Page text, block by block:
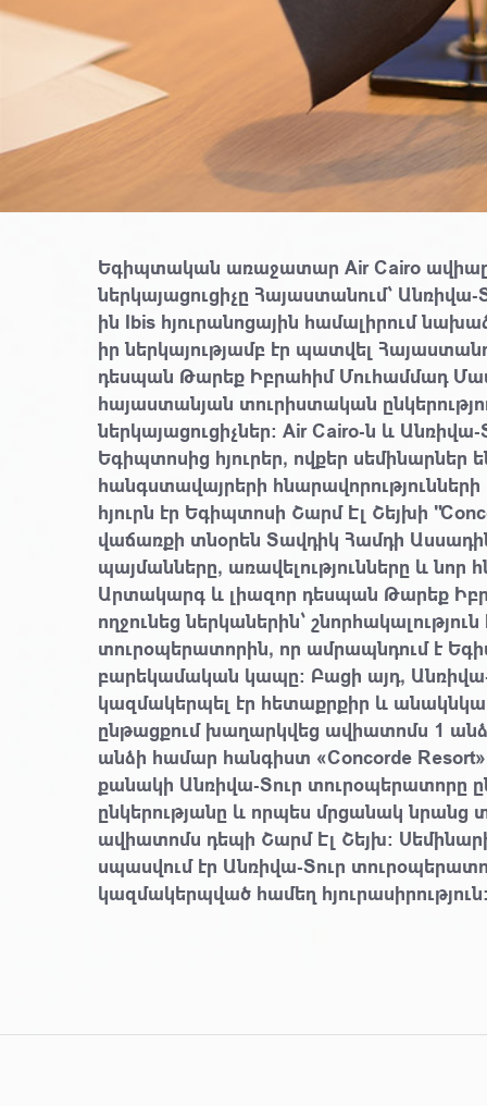
Եգիպտական առաջատար Air Cairo
ներկայացուցիչը Հայաստանում`
ին Ibis հյուրանոցային համալիրում
իր ներկայությամբ էր պատվել
դեսպան Թարեք Իբրահիմ Մուհամմադ
հայաստանյան տուրիստական
ներկայացուցիչներ: Air Cairo-ն և
Եգիպտոսից հյուրեր, ովքեր սեմինարներ
հանգստավայրերի
հյուրն էր Եգիպտոսի Շարմ Էլ Շեյխի
վաճառքի տնօրեն Տավդիկ Համդի
պայմանները, առավելությունները և նոր
Արտակարգ և լիազոր դեսպան Թարեք
ողջունեց ներկաներին՝
տուրօպերատորին, որ ամրապնդում է
բարեկամական կապը: Բացի այդ,
կազմակերպել էր հետաքրքիր և
ընթացքում խաղարկվեց ավիատոմս 1
անձի համար հանգիստ «Concorde
քանակի Անռիվա-Տուր տուրօպերատորը
ընկերությանը և որպես մրցանակ
ավիատոմս դեպի Շարմ Էլ Շեյխ:
սպասվում էր Անռիվա-Տուր
կազմակերպված համեղ